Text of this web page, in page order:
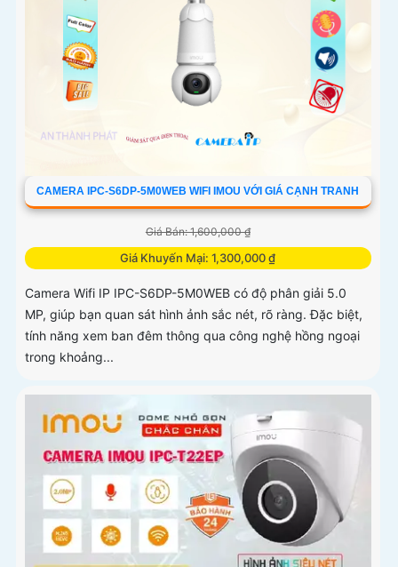
CAMERA IPC-S6DP-5M0WEB WIFI IMOU VỚI GIÁ CẠNH TRANH
Giá Bán: 1,600,000 ₫
Giá Khuyến Mại: 1,300,000 ₫
Camera Wifi IP IPC-S6DP-5M0WEB có độ phân giải 5.0
MP, giúp bạn quan sát hình ảnh sắc nét, rõ ràng. Đặc biệt,
tính năng xem ban đêm thông qua công nghệ hồng ngoại
trong khoảng...